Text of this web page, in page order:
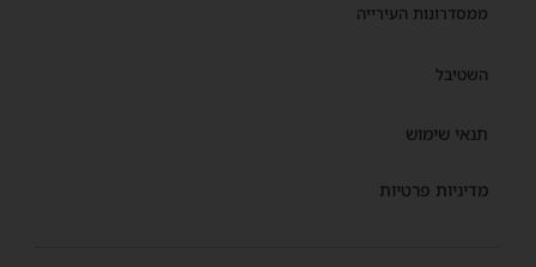
ממסדרונות העירייה
השטיבל
תנאי שימוש
מדיניות פרטיות